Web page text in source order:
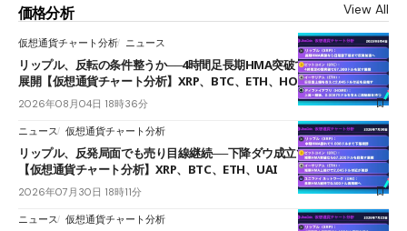
価格分析 View All
仮想通貨チャート分析 ニュース
リップル、反転の条件整うか──4時間足長期HMA突破で雲下端を目指す
展開【仮想通貨チャート分析】XRP、BTC、ETH、HOME
2026年08月04日 18時36分
ニュース 仮想通貨チャート分析
リップル、反発局面でも売り目線継続──下降ダウ成立で下値追う展開
【仮想通貨チャート分析】XRP、BTC、ETH、UAI
2026年07月30日 18時11分
ニュース 仮想通貨チャート分析